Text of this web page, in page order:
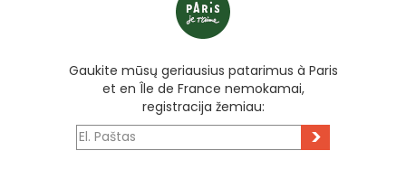
Gaukite mūsų geriausius patarimus à Paris
et en Île de France nemokamai,
registracija žemiau:
>